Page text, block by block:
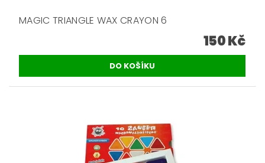
MAGIC TRIANGLE WAX CRAYON 6
150 Kč